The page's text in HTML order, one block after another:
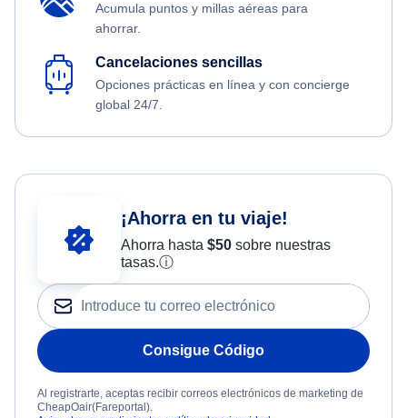
Acumula puntos y millas aéreas para
ahorrar.
Cancelaciones sencillas
Opciones prácticas en línea y con concierge
global 24/7.
¡Ahorra en tu viaje!
Ahorra hasta $50sobre nuestras
tasas.ⓘ
Consigue Código
Al registrarte, aceptas recibir correos electrónicos de marketing de
CheapOair(Fareportal).